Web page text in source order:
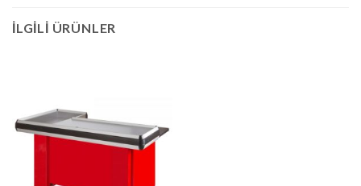
İLGILI ÜRÜNLER